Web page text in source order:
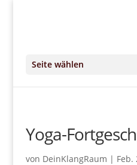
Seite wählen
Yoga-
von DeinKlangRaum | Feb.